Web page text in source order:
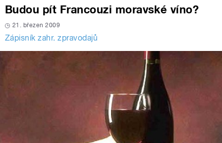
Budou pít Francouzi moravské víno?
21. březen 2009
Zápisník zahr. zpravodajů